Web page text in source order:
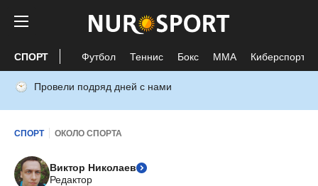
СПОРТ Футбол Теннис Бокс ММА Киберспорт
Провели подряд дней с нами
СПОРТ ОКОЛО СПОРТА
Виктор Николаев
Редактор